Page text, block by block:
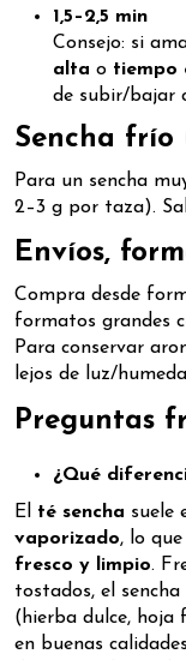
1,5–2,5 min
Consejo: si
alta o tiempo
de subir/bajar
Sencha frío
Para un sencha
2–3 g por taza).
Envíos,
Compra desde
formatos grandes
Para conservar
lejos de luz/
Preguntas
¿Qué
El té sencha suele
vaporizado, lo
fresco y limpio.
tostados, el sencha
(hierba dulce, hoja
en buenas